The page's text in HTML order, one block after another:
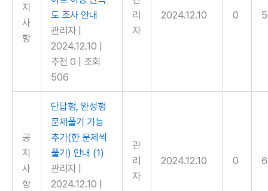
지
사
항
도 조사 안내
관리자
2024.12.10
추천 0
조회
506
리
자
2024.12.10 0
공
지
사
항
단답형, 완성형
문제풀기 기능
추가(한 문제씩
풀기) 안내 (1)
관리자
2024.12.10
관
리
자
2024.12.10 0